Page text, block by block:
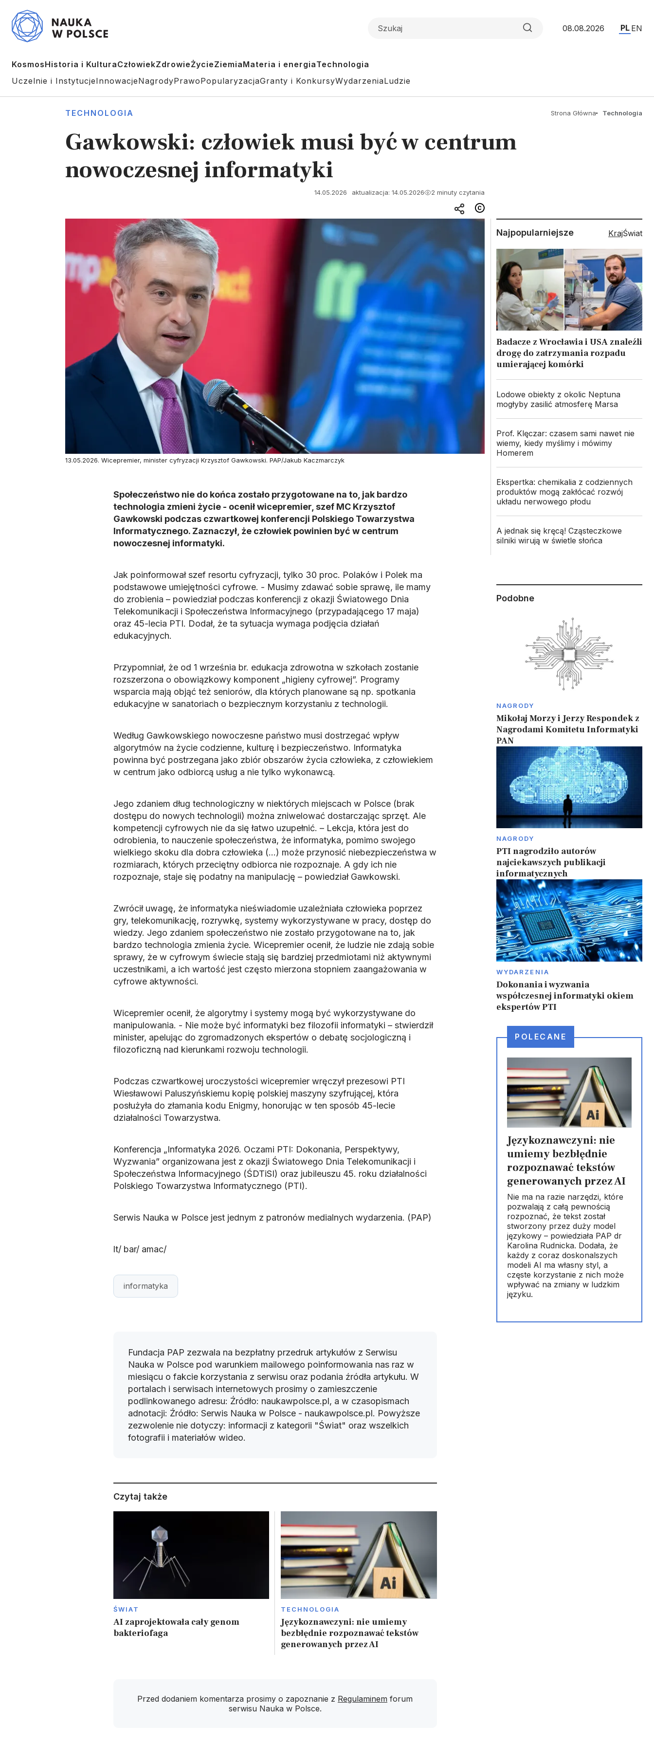
08.08.2026 PL EN
KosmosHistoria i KulturaCzłowiekZdrowieŻycieZiemiaMateria i energiaTechnologia
Uczelnie i InstytucjeInnowacjeNagrodyPrawoPopularyzacjaGranty i KonkursyWydarzeniaLudzie
TECHNOLOGIA Strona Główna Technologia
Gawkowski: człowiek musi być w centrum
nowoczesnej informatyki
14.05.2026 aktualizacja: 14.05.2026 2 minuty czytania
13.05.2026. Wicepremier, minister cyfryzacji Krzysztof Gawkowski. PAP/Jakub Kaczmarczyk
Społeczeństwo nie do końca zostało przygotowane na to, jak bardzo
technologia zmieni życie - ocenił wicepremier, szef MC Krzysztof
Gawkowski podczas czwartkowej konferencji Polskiego Towarzystwa
Informatycznego. Zaznaczył, że człowiek powinien być w centrum
nowoczesnej informatyki.
Jak poinformował szef resortu cyfryzacji, tylko 30 proc. Polaków i Polek ma
podstawowe umiejętności cyfrowe. - Musimy zdawać sobie sprawę, ile mamy
do zrobienia – powiedział podczas konferencji z okazji Światowego Dnia
Telekomunikacji i Społeczeństwa Informacyjnego (przypadającego 17 maja)
oraz 45-lecia PTI. Dodał, że ta sytuacja wymaga podjęcia działań
edukacyjnych.
Przypomniał, że od 1 września br. edukacja zdrowotna w szkołach zostanie
rozszerzona o obowiązkowy komponent „higieny cyfrowej”. Programy
wsparcia mają objąć też seniorów, dla których planowane są np. spotkania
edukacyjne w sanatoriach o bezpiecznym korzystaniu z technologii.
Według Gawkowskiego nowoczesne państwo musi dostrzegać wpływ
algorytmów na życie codzienne, kulturę i bezpieczeństwo. Informatyka
powinna być postrzegana jako zbiór obszarów życia człowieka, z człowiekiem
w centrum jako odbiorcą usług a nie tylko wykonawcą.
Jego zdaniem dług technologiczny w niektórych miejscach w Polsce (brak
dostępu do nowych technologii) można zniwelować dostarczając sprzęt. Ale
kompetencji cyfrowych nie da się łatwo uzupełnić. – Lekcja, która jest do
odrobienia, to nauczenie społeczeństwa, że informatyka, pomimo swojego
wielkiego skoku dla dobra człowieka (...) może przynosić niebezpieczeństwa w
rozmiarach, których przeciętny odbiorca nie rozpoznaje. A gdy ich nie
rozpoznaje, staje się podatny na manipulację – powiedział Gawkowski.
Zwrócił uwagę, że informatyka nieświadomie uzależniała człowieka poprzez
gry, telekomunikację, rozrywkę, systemy wykorzystywane w pracy, dostęp do
wiedzy. Jego zdaniem społeczeństwo nie zostało przygotowane na to, jak
bardzo technologia zmienia życie. Wicepremier ocenił, że ludzie nie zdają sobie
sprawy, że w cyfrowym świecie stają się bardziej przedmiotami niż aktywnymi
uczestnikami, a ich wartość jest często mierzona stopniem zaangażowania w
cyfrowe aktywności.
Wicepremier ocenił, że algorytmy i systemy mogą być wykorzystywane do
manipulowania. - Nie może być informatyki bez filozofii informatyki – stwierdził
minister, apelując do zgromadzonych ekspertów o debatę socjologiczną i
filozoficzną nad kierunkami rozwoju technologii.
Podczas czwartkowej uroczystości wicepremier wręczył prezesowi PTI
Wiesławowi Paluszyńskiemu kopię polskiej maszyny szyfrującej, która
posłużyła do złamania kodu Enigmy, honorując w ten sposób 45-lecie
działalności Towarzystwa.
Konferencja „Informatyka 2026. Oczami PTI: Dokonania, Perspektywy,
Wyzwania” organizowana jest z okazji Światowego Dnia Telekomunikacji i
Społeczeństwa Informacyjnego (ŚDTiSI) oraz jubileuszu 45. roku działalności
Polskiego Towarzystwa Informatycznego (PTI).
Serwis Nauka w Polsce jest jednym z patronów medialnych wydarzenia. (PAP)
lt/ bar/ amac/
informatyka
Fundacja PAP zezwala na bezpłatny przedruk artykułów z Serwisu
Nauka w Polsce pod warunkiem mailowego poinformowania nas raz w
miesiącu o fakcie korzystania z serwisu oraz podania źródła artykułu. W
portalach i serwisach internetowych prosimy o zamieszczenie
podlinkowanego adresu: Źródło: naukawpolsce.pl, a w czasopismach
adnotacji: Źródło: Serwis Nauka w Polsce - naukawpolsce.pl. Powyższe
zezwolenie nie dotyczy: informacji z kategorii "Świat" oraz wszelkich
fotografii i materiałów wideo.
Czytaj także
ŚWIAT
AI zaprojektowała cały genom
bakteriofaga
TECHNOLOGIA
Językoznawczyni: nie umiemy
bezbłędnie rozpoznawać tekstów
generowanych przez AI
Przed dodaniem komentarza prosimy o zapoznanie z Regulaminem forum
serwisu Nauka w Polsce.
Najpopularniejsze KrajŚwiat
Badacze z Wrocławia i USA znaleźli
drogę do zatrzymania rozpadu
umierającej komórki
Lodowe obiekty z okolic Neptuna
mogłyby zasilić atmosferę Marsa
Prof. Klęczar: czasem sami nawet nie
wiemy, kiedy myślimy i mówimy
Homerem
Ekspertka: chemikalia z codziennych
produktów mogą zakłócać rozwój
układu nerwowego płodu
A jednak się kręcą! Cząsteczkowe
silniki wirują w świetle słońca
Podobne
NAGRODY
Mikołaj Morzy i Jerzy Respondek z
Nagrodami Komitetu Informatyki
PAN
NAGRODY
PTI nagrodziło autorów
najciekawszych publikacji
informatycznych
WYDARZENIA
Dokonania i wyzwania
współczesnej informatyki okiem
ekspertów PTI
POLECANE
Językoznawczyni: nie
umiemy bezbłędnie
rozpoznawać tekstów
generowanych przez AI
Nie ma na razie narzędzi, które
pozwalają z całą pewnością
rozpoznać, że tekst został
stworzony przez duży model
językowy – powiedziała PAP dr
Karolina Rudnicka. Dodała, że
każdy z coraz doskonalszych
modeli AI ma własny styl, a
częste korzystanie z nich może
wpływać na zmiany w ludzkim
języku.